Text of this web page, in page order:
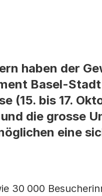
haben der
Basel-
(15. bis 17.
die grosse
eine
30 000